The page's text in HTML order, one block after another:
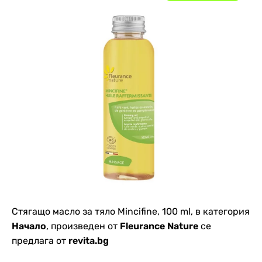
Стягащо масло за тяло Mincifine, 100 ml, в категория
Начало, произведен от Fleurance Nature се
предлага от revita.bg